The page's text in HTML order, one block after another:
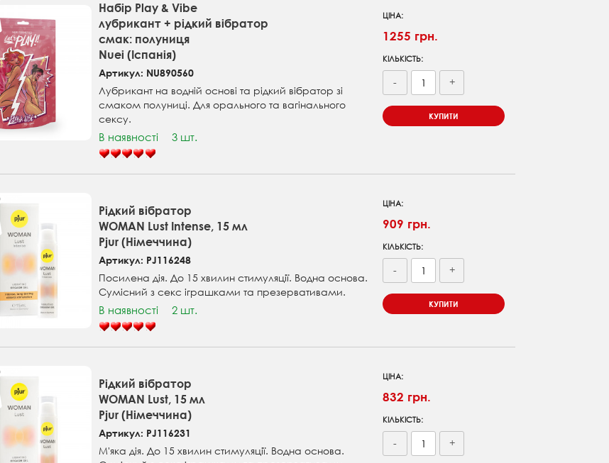
Набір Play & Vibe
лубрикант + рідкий вібратор
смак: полуниця
Nuei (Іспанія)
Артикул: NU890560
Лубрикант на водній основі та рідкий вібратор зі
смаком полуниці. Для орального та вагінального
сексу.
В наявності 3 шт.
ЦІНА:
1255 грн.
КІЛЬКІСТЬ:
- +
КУПИТИ
Рідкий вібратор
WOMAN Lust Intense, 15 мл
Pjur (Німеччина)
Артикул: PJ116248
Посилена дія. До 15 хвилин стимуляції. Водна основа.
Сумісний з секс іграшками та презервативами.
В наявності 2 шт.
ЦІНА:
909 грн.
КІЛЬКІСТЬ:
- +
КУПИТИ
Рідкий вібратор
WOMAN Lust, 15 мл
Pjur (Німеччина)
Артикул: PJ116231
М'яка дія. До 15 хвилин стимуляції. Водна основа.
ЦІНА:
832 грн.
КІЛЬКІСТЬ:
- +